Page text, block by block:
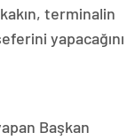
terminalin
yapacağını
Başkan